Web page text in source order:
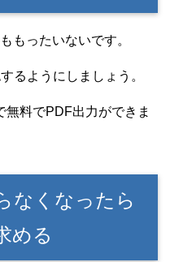
もったいないです。
るようにしましょう。
料でPDF出力ができま
なくなったら
める